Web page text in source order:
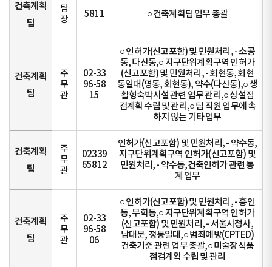
건축계획
팀
팀
장
5811 ○ 건축계획팀 업무 총괄
건축계획
팀
주
무
관
02-33
96-58
15
○ 인허가(신고포함) 및 민원처리, - 소공
동, 다산동,○ 지구단위계획구역 인허가
(신고포함) 및 민원처리, - 회현동, 회현
동일대(명동, 회현동), 약수(다산동),○ 생
활형숙박시설 관련 업무 관리,○ 상설점
검계획 수립 및 관리,○ 팀 직원 업무에 속
하지 않는 기타 업무
건축계획
팀
주
무
관
02339
65812
인허가(신고포함) 및 민원처리, - 약수동,
지구단위계획구역 인허가(신고포함) 및
민원처리, - 약수동,건축인허가 관련 통
계 업무
건축계획
팀
주
무
관
02-33
96-58
06
○ 인허가(신고포함) 및 민원처리, - 흥인
동, 무학동,○ 지구단위계획구역 인허가
(신고포함) 및 민원처리, - 서울시청사,
남대문, 정동일대,○ 범죄예방(CPTED)
건축기준 관련 업무 총괄,○ 미술장식품
점검계획 수립 및 관리